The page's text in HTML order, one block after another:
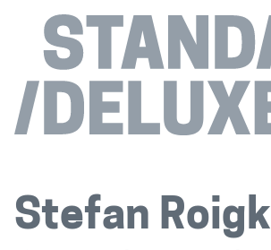
Stefan Roigk